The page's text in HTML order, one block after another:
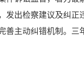
发出检察建议及纠
善主动纠错机制。三